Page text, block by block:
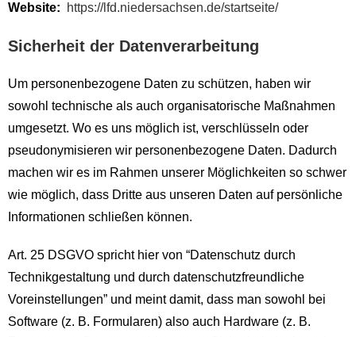
Website:
https://lfd.niedersachsen.de/startseite/
Sicherheit der Datenverarbeitung
Um personenbezogene Daten zu schützen, haben wir
sowohl technische als auch organisatorische Maßnahmen
umgesetzt. Wo es uns möglich ist, verschlüsseln oder
pseudonymisieren wir personenbezogene Daten. Dadurch
machen wir es im Rahmen unserer Möglichkeiten so schwer
wie möglich, dass Dritte aus unseren Daten auf persönliche
Informationen schließen können.
Art. 25 DSGVO spricht hier von “Datenschutz durch
Technikgestaltung und durch datenschutzfreundliche
Voreinstellungen” und meint damit, dass man sowohl bei
Software (z. B. Formularen) also auch Hardware (z. B.